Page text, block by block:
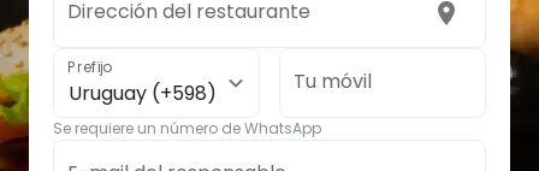
Dirección del restaurante
Prefijo
Uruguay (+598) Tu móvil
Se requiere un número de WhatsApp